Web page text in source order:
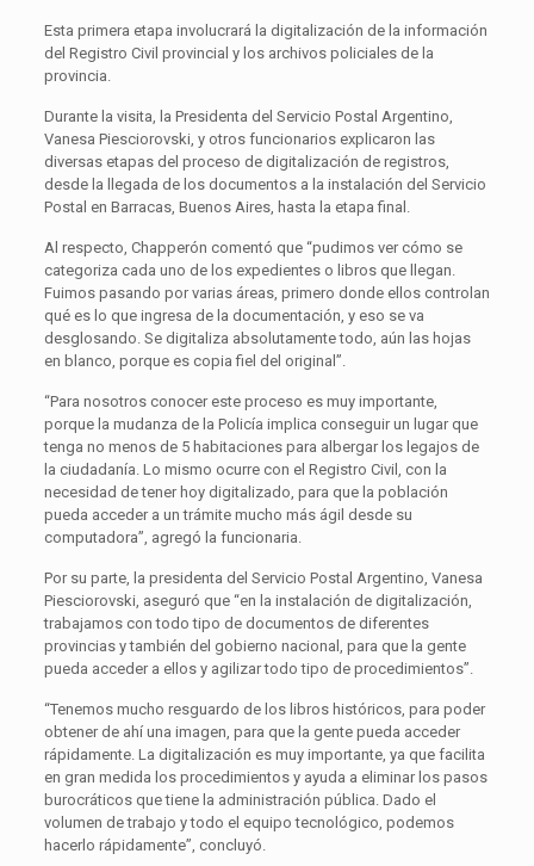
Esta primera etapa involucrará la digitalización de la información
del Registro Civil provincial y los archivos policiales de la
provincia.
Durante la visita, la Presidenta del Servicio Postal Argentino,
Vanesa Piesciorovski, y otros funcionarios explicaron las
diversas etapas del proceso de digitalización de registros,
desde la llegada de los documentos a la instalación del Servicio
Postal en Barracas, Buenos Aires, hasta la etapa final.
Al respecto, Chapperón comentó que “pudimos ver cómo se
categoriza cada uno de los expedientes o libros que llegan.
Fuimos pasando por varias áreas, primero donde ellos controlan
qué es lo que ingresa de la documentación, y eso se va
desglosando. Se digitaliza absolutamente todo, aún las hojas
en blanco, porque es copia fiel del original”.
“Para nosotros conocer este proceso es muy importante,
porque la mudanza de la Policía implica conseguir un lugar que
tenga no menos de 5 habitaciones para albergar los legajos de
la ciudadanía. Lo mismo ocurre con el Registro Civil, con la
necesidad de tener hoy digitalizado, para que la población
pueda acceder a un trámite mucho más ágil desde su
computadora”, agregó la funcionaria.
Por su parte, la presidenta del Servicio Postal Argentino, Vanesa
Piesciorovski, aseguró que “en la instalación de digitalización,
trabajamos con todo tipo de documentos de diferentes
provincias y también del gobierno nacional, para que la gente
pueda acceder a ellos y agilizar todo tipo de procedimientos”.
“Tenemos mucho resguardo de los libros históricos, para poder
obtener de ahí una imagen, para que la gente pueda acceder
rápidamente. La digitalización es muy importante, ya que facilita
en gran medida los procedimientos y ayuda a eliminar los pasos
burocráticos que tiene la administración pública. Dado el
volumen de trabajo y todo el equipo tecnológico, podemos
hacerlo rápidamente”, concluyó.